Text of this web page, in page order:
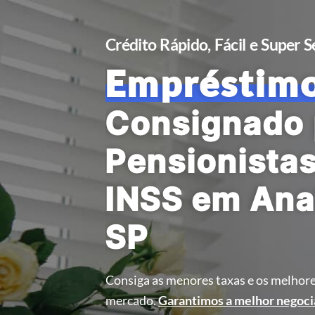
Crédito Rápido, Fácil e Super
Consignado
INSS em
SP
Consiga as menores taxas e os
mercado.Garantimos a melhor